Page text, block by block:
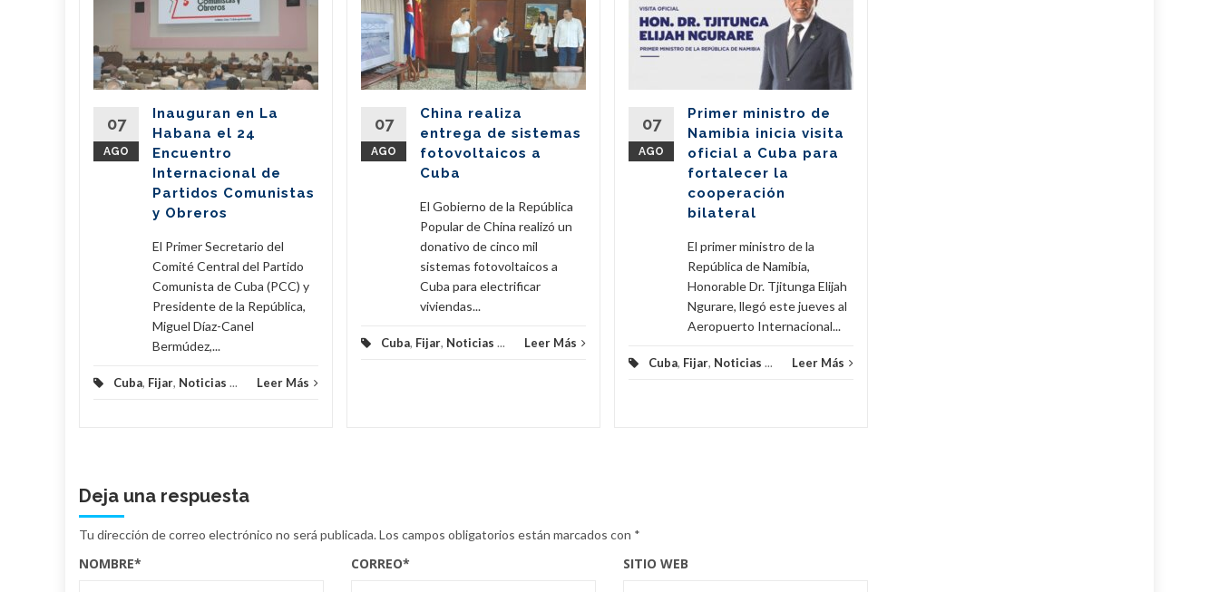
07
AGO
Inauguran en La
Habana el 24
Encuentro
Internacional de
Partidos Comunistas
y Obreros
El Primer Secretario del
Comité Central del Partido
Comunista de Cuba (PCC) y
Presidente de la República,
Miguel Díaz-Canel
Bermúdez,...
Cuba, Fijar, Noticias ... Leer Más
07
AGO
China realiza
entrega de sistemas
fotovoltaicos a
Cuba
El Gobierno de la República
Popular de China realizó un
donativo de cinco mil
sistemas fotovoltaicos a
Cuba para electrificar
viviendas...
Cuba, Fijar, Noticias ... Leer Más
07
AGO
Primer ministro de
Namibia inicia visita
oficial a Cuba para
fortalecer la
cooperación
bilateral
El primer ministro de la
República de Namibia,
Honorable Dr. Tjitunga Elijah
Ngurare, llegó este jueves al
Aeropuerto Internacional...
Cuba, Fijar, Noticias ... Leer Más
Deja una respuesta
Tu dirección de correo electrónico no será publicada.Los campos obligatorios están marcados con *
NOMBRE* CORREO* SITIO WEB